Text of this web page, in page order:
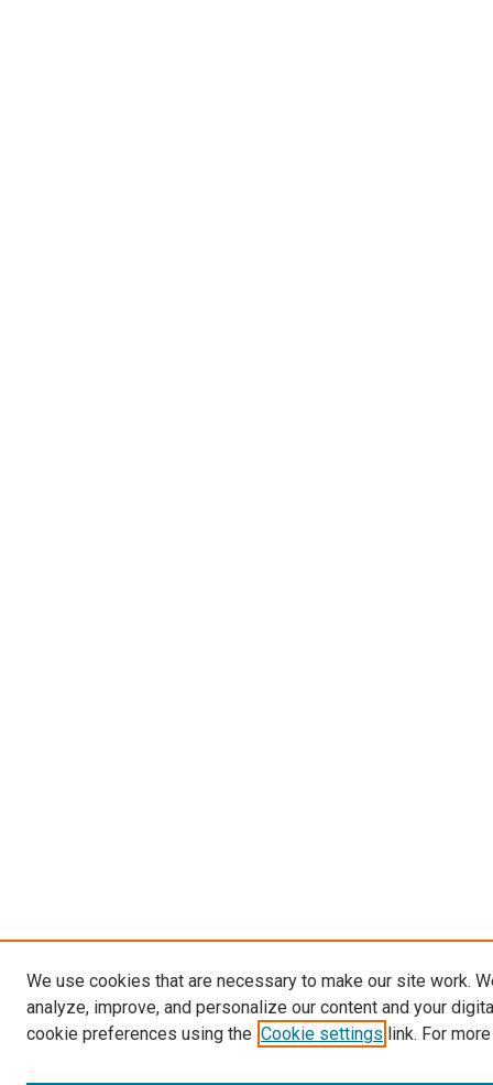
We use cookies that are necessary to make our site work.
analyze, improve, and personalize our content and your
cookie preferences using the Cookie settings link. For